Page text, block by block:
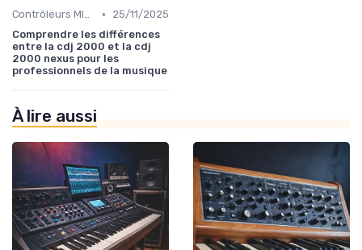
Contrôleurs MIDI et samplers •
25/11/2025
Comprendre les différences
entre la cdj 2000 et la cdj
2000 nexus pour les
professionnels de la musique
À lire aussi